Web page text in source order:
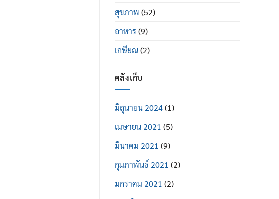
สุขภาพ (52)
อาหาร (9)
เกษียณ(2)
คลังเก็บ
มิถุนายน 2024(1)
เมษายน 2021 (5)
มีนาคม 2021 (9)
กุมภาพันธ์ 2021 (2)
มกราคม 2021 (2)